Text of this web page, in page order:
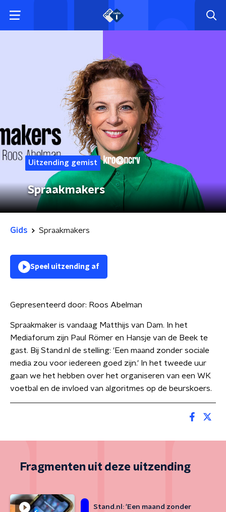
Uitzending gemist
Spraakmakers
Gids Spraakmakers
Speel uitzending af
Gepresenteerd door: Roos Abelman
Spraakmaker is vandaag Matthijs van Dam. In het
Mediaforum zijn Paul Römer en Hansje van de Beek te
gast. Bij Stand.nl de stelling: 'Een maand zonder sociale
media zou voor iedereen goed zijn.' In het tweede uur
gaan we het hebben over het organiseren van een WK
voetbal en de invloed van algoritmes op de beurskoers.
Fragmenten uit deze uitzending
Stand.nl: 'Een maand zonder